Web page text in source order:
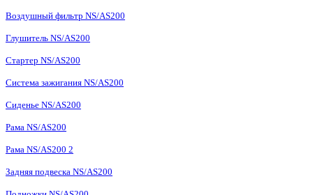
Воздушный фильтр NS/AS200
Глушитель NS/AS200
Стартер NS/AS200
Система зажигания NS/AS200
Сиденье NS/AS200
Рама NS/AS200
Рама NS/AS200 2
Задняя подвеска NS/AS200